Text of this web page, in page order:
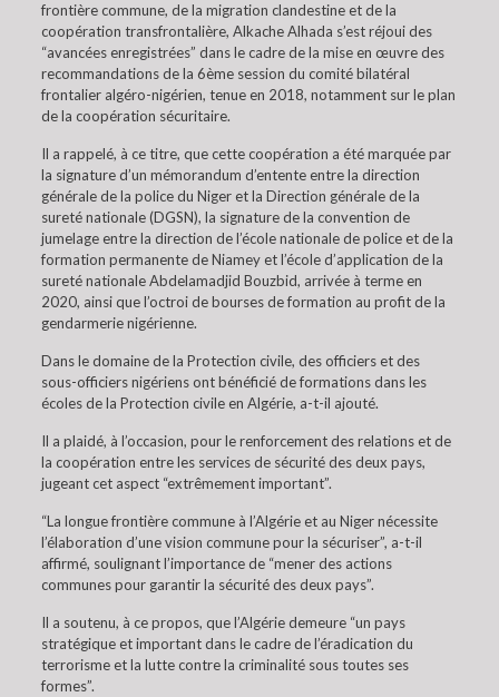
frontière commune, de la migration clandestine et de la
coopération transfrontalière, Alkache Alhada s’est réjoui des
“avancées enregistrées” dans le cadre de la mise en œuvre des
recommandations de la 6ème session du comité bilatéral
frontalier algéro-nigérien, tenue en 2018, notamment sur le plan
de la coopération sécuritaire.
Il a rappelé, à ce titre, que cette coopération a été marquée par
la signature d’un mémorandum d’entente entre la direction
générale de la police du Niger et la Direction générale de la
sureté nationale (DGSN), la signature de la convention de
jumelage entre la direction de l’école nationale de police et de la
formation permanente de Niamey et l’école d’application de la
sureté nationale Abdelamadjid Bouzbid, arrivée à terme en
2020, ainsi que l’octroi de bourses de formation au profit de la
gendarmerie nigérienne.
Dans le domaine de la Protection civile, des officiers et des
sous-officiers nigériens ont bénéficié de formations dans les
écoles de la Protection civile en Algérie, a-t-il ajouté.
Il a plaidé, à l’occasion, pour le renforcement des relations et de
la coopération entre les services de sécurité des deux pays,
jugeant cet aspect “extrêmement important”.
“La longue frontière commune à l’Algérie et au Niger nécessite
l’élaboration d’une vision commune pour la sécuriser”, a-t-il
affirmé, soulignant l’importance de “mener des actions
communes pour garantir la sécurité des deux pays”.
Il a soutenu, à ce propos, que l’Algérie demeure “un pays
stratégique et important dans le cadre de l’éradication du
terrorisme et la lutte contre la criminalité sous toutes ses
formes”.